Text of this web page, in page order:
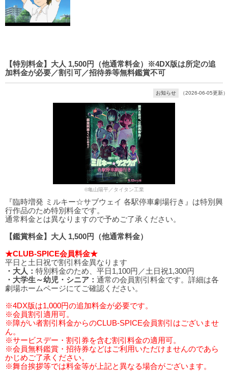
【特別料金】大人 1,500円（他通常料金）※4DX版は所定の追
加料金が必要／割引可／招待券等無料鑑賞不可
お知らせ （2026-06-05更新）
©亀山陽平／タイタン工業
『臨時増発 ミルキー☆サブウェイ 各駅停車劇場行き』は特別興
行作品のため特別料金です。
通常料金とは異なりますので予めご了承ください。
【鑑賞料金】大人 1,500円（他通常料金）
★CLUB-SPICE会員料金★
平日と土日祝で割引料金異なります
・大人： 特別料金のため、平日1,100円／土日祝1,300円
・大学生～幼児・シニア： 通常の会員割引料金です。詳細は各
劇場ホームページにてご確認ください。
※4DX版は1,000円の追加料金が必要です。
※会員割引適用可。
※障がい者割引料金からのCLUB-SPICE会員割引はございませ
ん。
※サービスデー・割引券を含む割引料金の適用可。
※会員無料鑑賞・招待券などはご利用いただけませんのであら
かじめご了承ください。
※舞台挨拶等では料金等が上記と異なる場合がございます。